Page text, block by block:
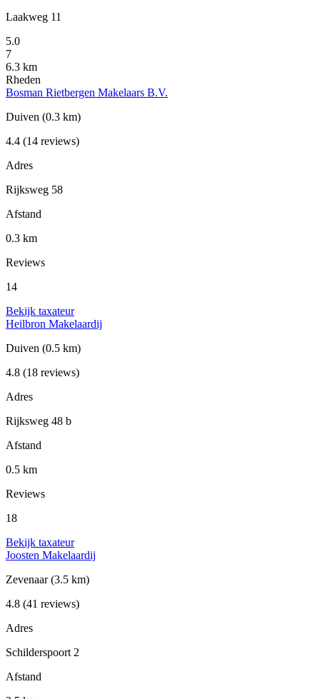
Laakweg 11
5.0
7
6.3 km
Rheden
Bosman Rietbergen Makelaars B.V.
Duiven (0.3 km)
4.4 (14 reviews)
Adres
Rijksweg 58
Afstand
0.3 km
Reviews
14
Bekijk taxateur
Heilbron Makelaardij
Duiven (0.5 km)
4.8 (18 reviews)
Adres
Rijksweg 48 b
Afstand
0.5 km
Reviews
18
Bekijk taxateur
Joosten Makelaardij
Zevenaar(3.5 km)
4.8 (41 reviews)
Adres
Schilderspoort 2
Afstand